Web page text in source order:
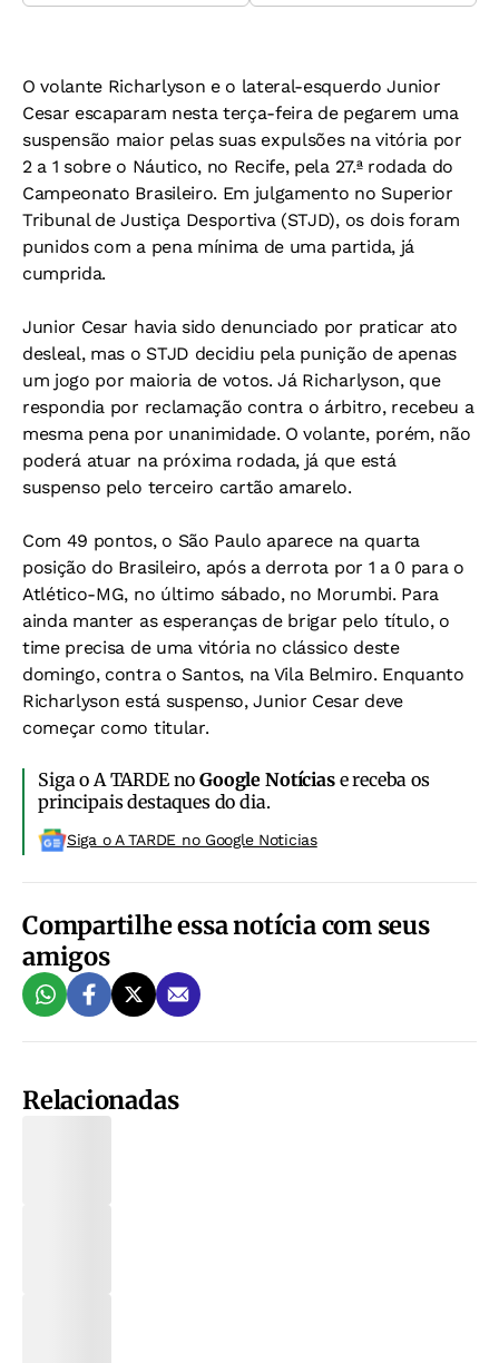
O volante Richarlyson e o lateral-esquerdo Junior
Cesar escaparam nesta terça-feira de pegarem uma
suspensão maior pelas suas expulsões na vitória por
2 a 1 sobre o Náutico, no Recife, pela 27.ª rodada do
Campeonato Brasileiro. Em julgamento no Superior
Tribunal de Justiça Desportiva (STJD), os dois foram
punidos com a pena mínima de uma partida, já
cumprida.
Junior Cesar havia sido denunciado por praticar ato
desleal, mas o STJD decidiu pela punição de apenas
um jogo por maioria de votos. Já Richarlyson, que
respondia por reclamação contra o árbitro, recebeu a
mesma pena por unanimidade. O volante, porém, não
poderá atuar na próxima rodada, já que está
suspenso pelo terceiro cartão amarelo.
Com 49 pontos, o São Paulo aparece na quarta
posição do Brasileiro, após a derrota por 1 a 0 para o
Atlético-MG, no último sábado, no Morumbi. Para
ainda manter as esperanças de brigar pelo título, o
time precisa de uma vitória no clássico deste
domingo, contra o Santos, na Vila Belmiro. Enquanto
Richarlyson está suspenso, Junior Cesar deve
começar como titular.
Siga o A TARDE noGoogle Notíciase receba os
principais destaques do dia.
Siga o A TARDE no Google Noticias
Compartilhe essa notícia com seus
amigos
Relacionadas